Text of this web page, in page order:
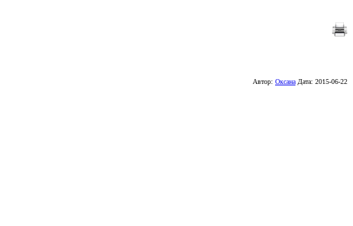
Автор: Оксана Дата: 2015-06-22